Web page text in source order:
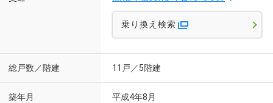
乗り換え検索
総戸数／階建 11戸／5階建
築年月 平成4年8月